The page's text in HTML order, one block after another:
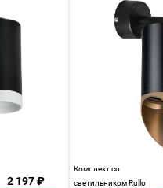
2 197 ₽
Комплект со
светильником Rullo